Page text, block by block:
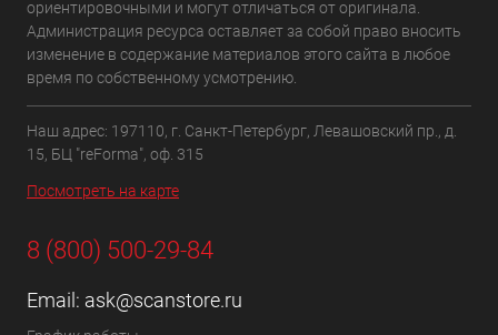
ориентировочными и могут отличаться от оригинала.
Администрация ресурса оставляет за собой право вносить
изменение в содержание материалов этого сайта в любое
время по собственному усмотрению.
Наш адрес: 197110, г. Санкт-Петербург, Левашовский пр., д.
15, БЦ "reForma", оф. 315
Посмотреть на карте
8 (800) 500-29-84
Email: ask@scanstore.ru